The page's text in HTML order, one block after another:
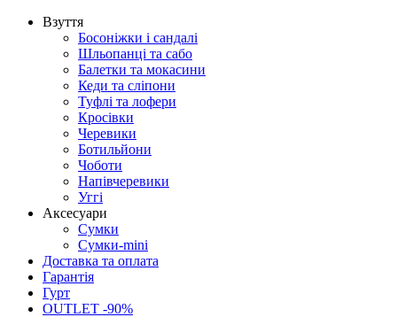
Взуття
Босоніжки і сандалі
Шльопанці та сабо
Балетки та мокасини
Кеди та сліпони
Туфлі та лофери
Кросівки
Черевики
Ботильйони
Чоботи
Напівчеревики
Уггі
Аксесуари
Сумки
Сумки-mini
Доставка та оплата
Гарантія
Гурт
OUTLET -90%